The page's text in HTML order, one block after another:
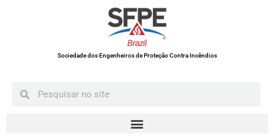
Sociedade dos Engenheiros de Proteção Contra Incêndios